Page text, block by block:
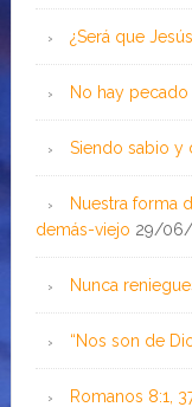
¿Será que
No hay
Siendo sabio y
Nuestra forma
demás-viejo 29/
Nunca
“Nos son de
Romanos 8:1,